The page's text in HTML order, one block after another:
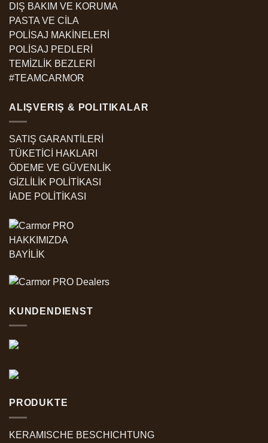
DIŞ BAKIM VE KORUMA
PASTA VE CİLA
POLİSAJ MAKİNELERİ
POLİSAJ PEDLERİ
TEMİZLİK BEZLERİ
#TEAMCARMOR
ALIŞVERIŞ & POLITIKALAR
SATIŞ GARANTİLERİ
TÜKETİCİ HAKLARI
ÖDEME VE GÜVENLİK
GİZLİLİK POLİTİKASI
İADE POLİTİKASI
HAKKIMIZDA
BAYİLİK
KUNDENDIENST
PRODUKTE
KERAMISCHE BESCHICHTUNG